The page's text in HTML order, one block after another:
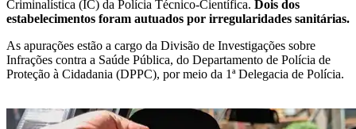
Criminalística (IC) da Polícia Técnico-Científica. Dois dos
estabelecimentos foram autuados por irregularidades sanitárias.
As apurações estão a cargo da Divisão de Investigações sobre
Infrações contra a Saúde Pública, do Departamento de Polícia de
Proteção à Cidadania (DPPC), por meio da 1ª Delegacia de Polícia.